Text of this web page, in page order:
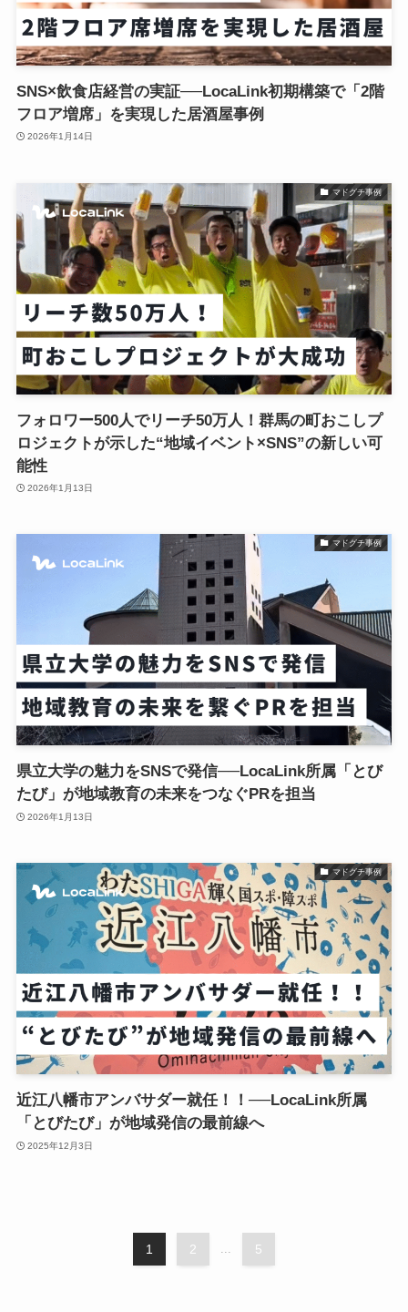
SNS×飲食店経営の実証──LocaLink初期構築で「2階
フロア増席」を実現した居酒屋事例
2026年1月14日
マドグチ事例
フォロワー500人でリーチ50万人！群馬の町おこしプ
ロジェクトが示した“地域イベント×SNS”の新しい可
能性
2026年1月13日
マドグチ事例
県立大学の魅力をSNSで発信──LocaLink所属「とび
たび」が地域教育の未来をつなぐPRを担当
2026年1月13日
マドグチ事例
近江八幡市アンバサダー就任！！──LocaLink所属
「とびたび」が地域発信の最前線へ
2025年12月3日
1 2 ... 5